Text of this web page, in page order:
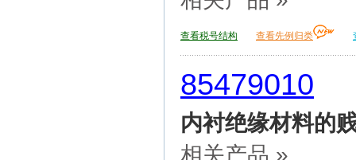
查看税号结构 查看先例归类
85479010
内衬绝缘材料的
相关产品 »